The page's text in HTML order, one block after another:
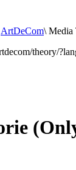
ArtDeCom\ Media
theory/